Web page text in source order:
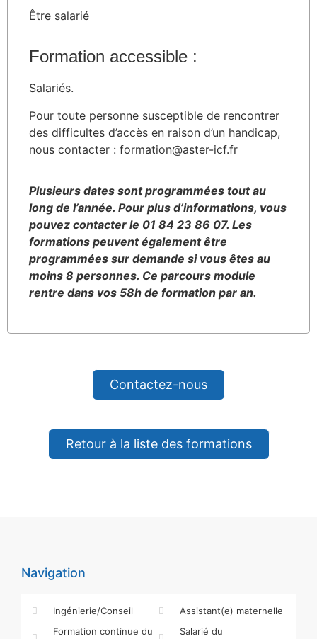
Être salarié
Formation accessible :
Salariés.
Pour toute personne susceptible de rencontrer
des difficultes d’accès en raison d’un handicap,
nous contacter : formation@aster-icf.fr
Plusieurs dates sont programmées tout au
long de l’année. Pour plus d’informations, vous
pouvez contacter le 01 84 23 86 07. Les
formations peuvent également être
programmées sur demande si vous êtes au
moins 8 personnes. Ce parcours module
rentre dans vos 58h de formation par an.
Contactez-nous
Retour à la liste des formations
Navigation
Ingénierie/Conseil
Formation continue du
Assistant(e) maternelle
Salarié du